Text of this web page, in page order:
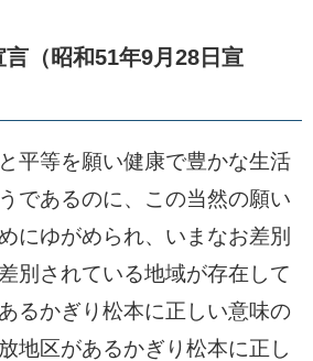
（昭和51年9月28日宣
平等を願い健康で豊かな生活
であるのに、この当然の願い
にゆがめられ、いまなお差別
別されている地域が存在して
るかぎり松本に正しい意味の
地区があるかぎり松本に正し